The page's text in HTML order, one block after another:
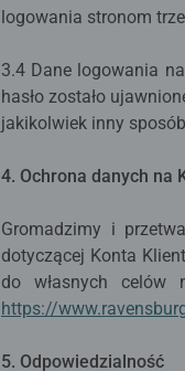
logowania stronom
3.4 Dane logowania
hasło zostało
jakikolwiek inny
4. Ochrona danych na
Gromadzimy i
dotyczącej Konta
do własnych celów
https://
5. Odpowiedzialność